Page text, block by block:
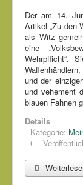
Der am 14.
Artikel „Zu den
als Witz
eine
Wehrpflicht“.
und der
und vehement
blauen Fahnen
Details
Kategorie: